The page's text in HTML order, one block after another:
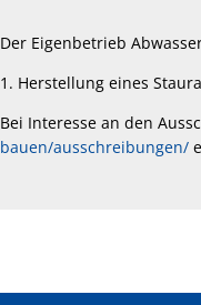
Der Eigenbetrieb
1. Herstellung eines
Bei Interesse an den
bauen/ausschreibungen/